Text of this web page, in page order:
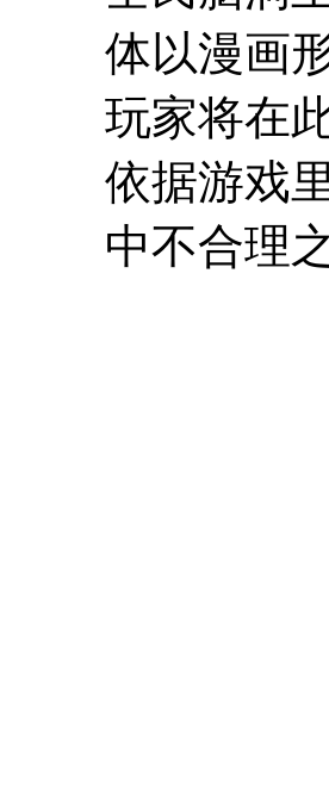
体以漫画
玩家将在
依据游戏
中不合理